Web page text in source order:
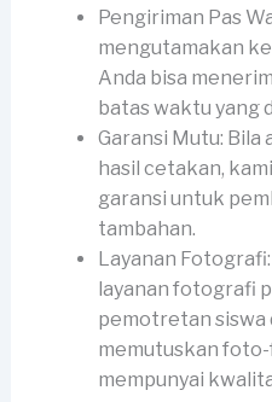
Pengiriman Pas
mengutamakan
Anda bisa
batas waktu yang
Garansi Mutu: Bila
hasil cetakan,
garansi untuk
tambahan.
Layanan
layanan fotografi
pemotretan siswa
memutuskan
mempunyai